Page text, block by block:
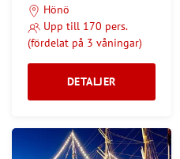
Hönö
Upp till 170 pers.
(fördelat på 3 våningar)
DETALJER